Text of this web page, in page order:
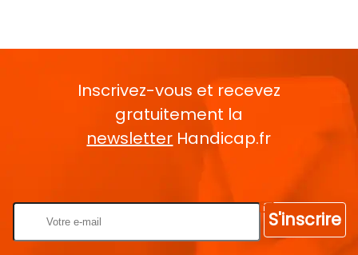
Inscrivez-vous et recevez
gratuitement la
newsletter Handicap.fr
S'inscrire